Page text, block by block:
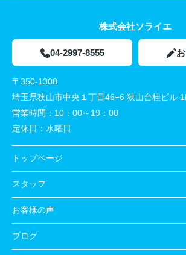
株式会社ソライエ
04-2997-8555
〒350-1308
埼玉県狭山市中央１丁目46−6 狭山台桂ビル
営業時間： 10：00～19：00
定休日： 水曜日
トップページ
スタッフ
お客様の声
ブログ